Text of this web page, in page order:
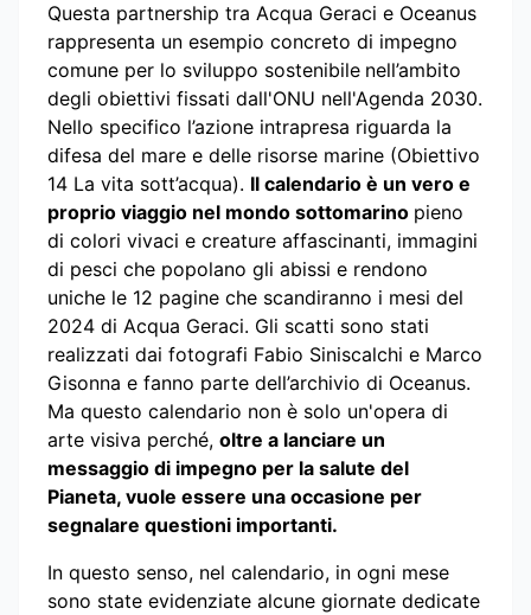
Questa partnership tra Acqua Geraci e Oceanus
rappresenta un esempio concreto di impegno
comune per lo sviluppo sostenibile nell’ambito
degli obiettivi fissati dall'ONU nell'Agenda 2030.
Nello specifico l’azione intrapresa riguarda la
difesa del mare e delle risorse marine (Obiettivo
14 La vita sott’acqua). Il calendario è un vero e
proprio viaggio nel mondo sottomarino pieno
di colori vivaci e creature affascinanti, immagini
di pesci che popolano gli abissi e rendono
uniche le 12 pagine che scandiranno i mesi del
2024 di Acqua Geraci. Gli scatti sono stati
realizzati dai fotografi Fabio Siniscalchi e Marco
Gisonna e fanno parte dell’archivio di Oceanus.
Ma questo calendario non è solo un'opera di
arte visiva perché, oltre a lanciare un
messaggio di impegno per la salute del
Pianeta, vuole essere una occasione per
segnalare questioni importanti.
In questo senso, nel calendario, in ogni mese
sono state evidenziate alcune giornate dedicate